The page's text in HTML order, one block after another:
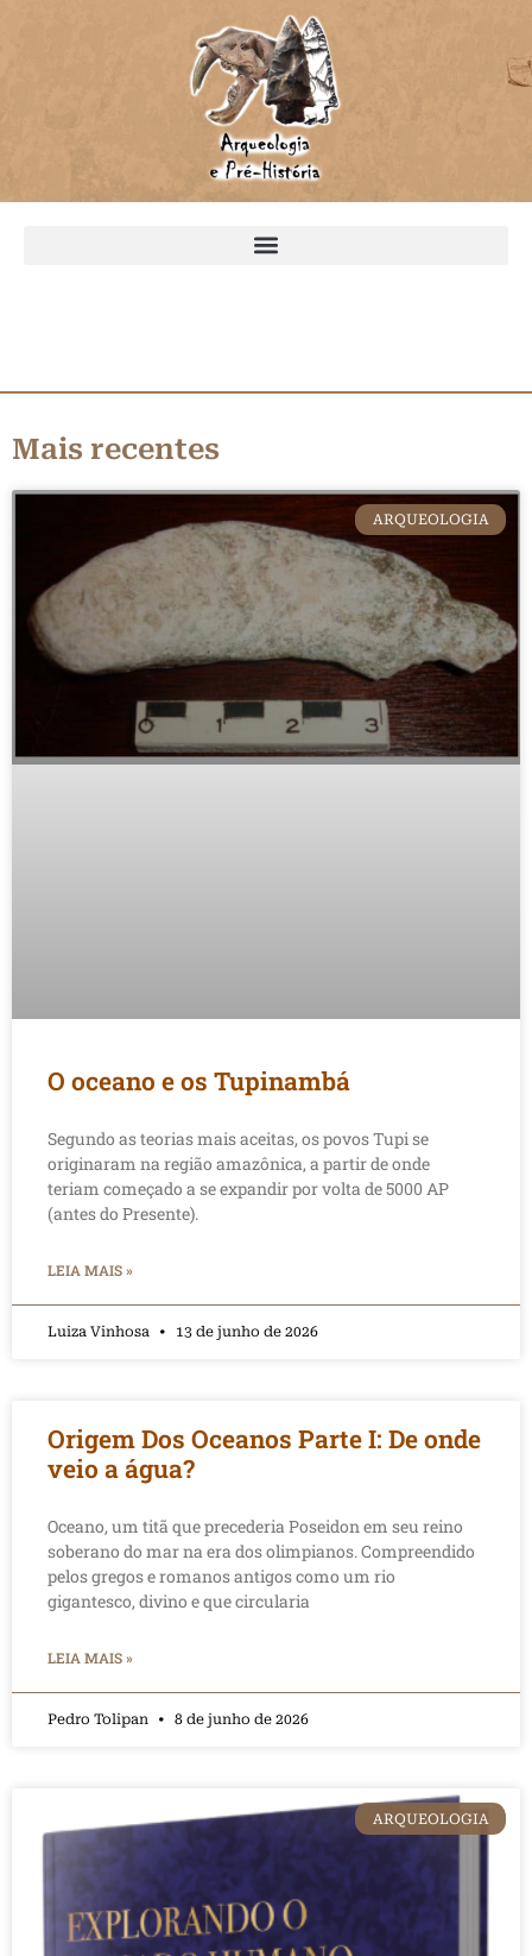
ARQUEOLOGIA
O oceano e os Tupinambá
Segundo as teorias mais aceitas, os povos Tupi se
originaram na região amazônica, a partir de onde
teriam começado a se expandir por volta de 5000 AP
(antes do Presente).
LEIA MAIS »
Luiza Vinhosa 13 de junho de 2026
Origem Dos Oceanos Parte I: De onde
veio a água?
Oceano, um titã que precederia Poseidon em seu reino
soberano do mar na era dos olimpianos. Compreendido
pelos gregos e romanos antigos como um rio
gigantesco, divino e que circularia
LEIA MAIS »
Pedro Tolipan 8 de junho de 2026
ARQUEOLOGIA
Mais recentes